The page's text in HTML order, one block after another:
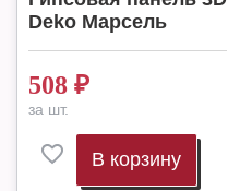
Deko Марсель
508 ₽
за шт.
В корзину